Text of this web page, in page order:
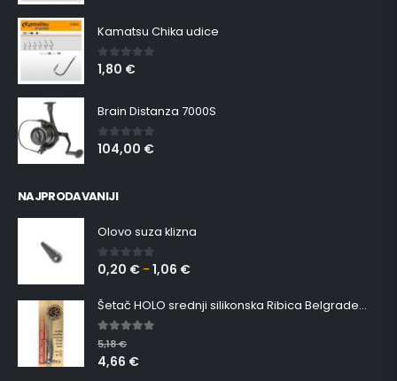
Kamatsu Chika udice
0 out of 5
1,80 €
Brain Distanza 7000S
0out of 5
104,00 €
NAJPRODAVANIJI
Olovo suza klizna
0 out of 5
0,20 € –1,06 €
Šetač HOLO srednji silikonska Ribica Belgrade Walker
5.00out of 5
5,18€
4,66 €